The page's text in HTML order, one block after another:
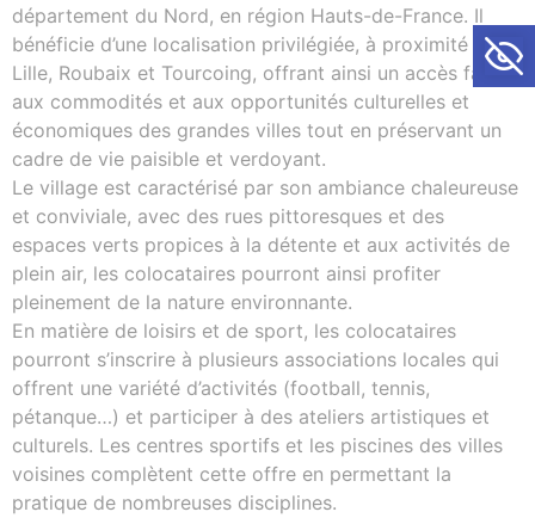
Ouvrir
département du Nord, en région Hauts-de-France. Il
bénéficie d’une localisation privilégiée, à proximité de
Lille, Roubaix et Tourcoing, offrant ainsi un accès facile
aux commodités et aux opportunités culturelles et
économiques des grandes villes tout en préservant un
cadre de vie paisible et verdoyant.
Le village est caractérisé par son ambiance chaleureuse
et conviviale, avec des rues pittoresques et des
espaces verts propices à la détente et aux activités de
plein air, les colocataires pourront ainsi profiter
pleinement de la nature environnante.
En matière de loisirs et de sport, les colocataires
pourront s’inscrire à plusieurs associations locales qui
offrent une variété d’activités (football, tennis,
pétanque…) et participer à des ateliers artistiques et
culturels. Les centres sportifs et les piscines des villes
voisines complètent cette offre en permettant la
pratique de nombreuses disciplines.